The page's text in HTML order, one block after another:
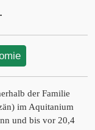
der Familie
im Aquitanium
und bis vor 20,4